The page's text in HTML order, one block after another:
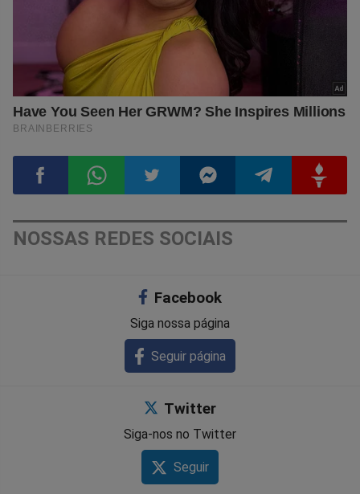
CompartilharCompartilhar
Whatsapp
Compartilhar
Twitter
Compartilhar
Messenger
NOSSAS REDES SOCIAIS
Facebook
Siga nossa página
Seguir página
Twitter
Siga-nos no Twitter
Seguir